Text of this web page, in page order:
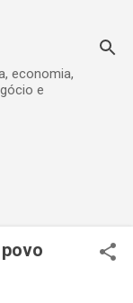
economia,
e